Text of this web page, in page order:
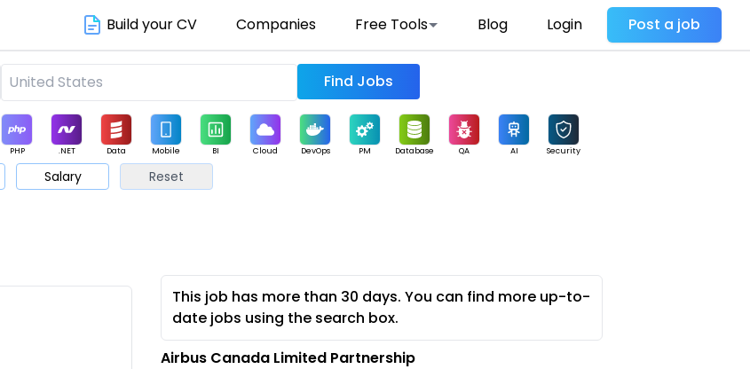
Build your CV Companies Free Tools Blog Login Post a job
Find Jobs
PHP .NET Data Mobile BI Cloud DevOps PM Database QA AI Security
Support Sales
Salary Reset
This job has more than 30 days. You can find more up-to-
date jobs using the search box.
Airbus Canada Limited Partnership